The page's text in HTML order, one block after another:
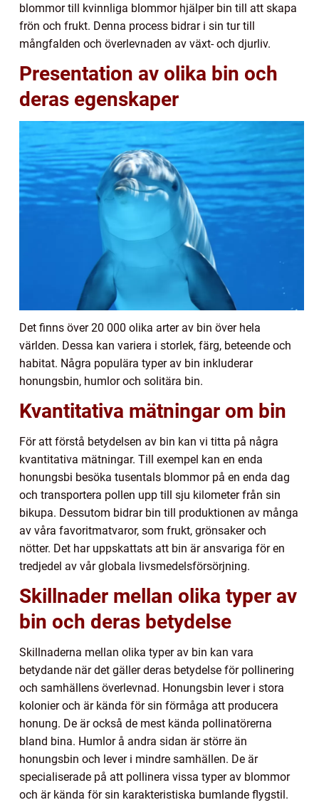
blommor till kvinnliga blommor hjälper bin till att skapa
frön och frukt. Denna process bidrar i sin tur till
mångfalden och överlevnaden av växt- och djurliv.
Presentation av olika bin och
deras egenskaper
Det finns över 20 000 olika arter av bin över hela
världen. Dessa kan variera i storlek, färg, beteende och
habitat. Några populära typer av bin inkluderar
honungsbin, humlor och solitära bin.
Kvantitativa mätningar om bin
För att förstå betydelsen av bin kan vi titta på några
kvantitativa mätningar. Till exempel kan en enda
honungsbi besöka tusentals blommor på en enda dag
och transportera pollen upp till sju kilometer från sin
bikupa. Dessutom bidrar bin till produktionen av många
av våra favoritmatvaror, som frukt, grönsaker och
nötter. Det har uppskattats att bin är ansvariga för en
tredjedel av vår globala livsmedelsförsörjning.
Skillnader mellan olika typer av
bin och deras betydelse
Skillnaderna mellan olika typer av bin kan vara
betydande när det gäller deras betydelse för pollinering
och samhällens överlevnad. Honungsbin lever i stora
kolonier och är kända för sin förmåga att producera
honung. De är också de mest kända pollinatörerna
bland bina. Humlor å andra sidan är större än
honungsbin och lever i mindre samhällen. De är
specialiserade på att pollinera vissa typer av blommor
och är kända för sin karakteristiska bumlande flygstil.